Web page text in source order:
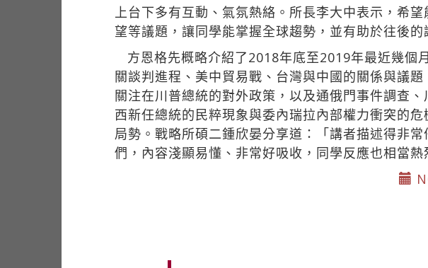
上台下多有互動、氣氛熱絡。所長李大中表示，希
望等議題，讓同學能掌握全球趨勢，並有助於往後的
方恩格先概略介紹了2018年底至2019年最近幾個
關談判進程、美中貿易戰、台灣與中國的關係與議
關注在川普總統的對外政策，以及通俄門事件調查
西新任總統的民粹現象與委內瑞拉內部權力衝突的
局勢。戰略所碩二鍾欣晏分享道：「講者描述得非
們，內容淺顯易懂、非常好吸收，同學反應也相當